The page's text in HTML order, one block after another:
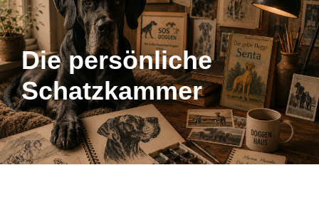
Die persönliche
Schatzkammer